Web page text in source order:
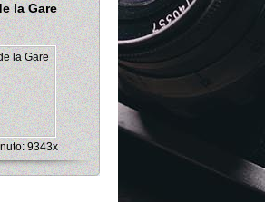
la Gare
9343x